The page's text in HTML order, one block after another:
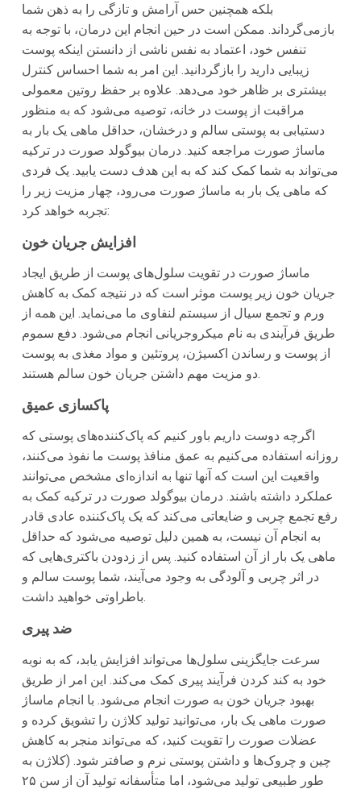
بلکه همچنین حس آرامش و تازگی را به ذهن شما
بازمی‌گرداند. ممکن است در حین انجام این درمان، با توجه به
تنفس خود، اعتماد به نفس ناشی از دانستن اینکه پوست
زیبایی دارید را بازگردانید. این امر به شما احساس کنترل
بیشتری بر ظاهر خود می‌دهد. علاوه بر حفظ روتین معمولی
مراقبت از پوست در خانه، توصیه می‌شود که به منظور
دستیابی به پوستی سالم و درخشان، حداقل ماهی یک بار به
ماساژ صورت مراجعه کنید. درمان بیوگولد صورت در ترکیه
می‌تواند به شما کمک کند که به این هدف دست یابید. یک فردی
که ماهی یک بار به ماساژ صورت می‌رود، چهار مزیت زیر را
تجربه خواهد کرد:
افزایش جریان خون
ماساژ صورت در تقویت سلول‌های پوست از طریق ایجاد
جریان خون زیر پوست موثر است که در نتیجه کمک به کاهش
ورم و تجمع سیال از سیستم لنفاوی ما می‌نماید. این همه از
طریق فرآیندی به نام میکروجریانی انجام می‌شود. دفع سموم
از پوست و رساندن اکسیژن، پروتئین و مواد مغذی به پوست
دو مزیت مهم داشتن جریان خون سالم هستند.
پاکسازی عمیق
اگرچه دوست داریم باور کنیم که پاک‌کننده‌های پوستی که
روزانه استفاده می‌کنیم به عمق منافذ پوست ما نفوذ می‌کنند،
واقعیت این است که آنها تنها به اندازه‌ای مشخص می‌توانند
عملکرد داشته باشند. درمان بیوگولد صورت در ترکیه کمک به
رفع تجمع چربی و ضایعاتی می‌کند که یک پاک‌کننده عادی قادر
به انجام آن نیست، به همین دلیل توصیه می‌شود که حداقل
ماهی یک بار از آن استفاده کنید. پس از زدودن باکتری‌هایی که
در اثر چربی و آلودگی به وجود می‌آیند، شما پوست سالم و
باطراوتی خواهید داشت.
ضد پیری
سرعت جایگزینی سلول‌ها می‌تواند افزایش یابد، که به نوبه
خود به کند کردن فرآیند پیری کمک می‌کند. این امر از طریق
بهبود جریان خون به صورت انجام می‌شود. با انجام ماساژ
صورت ماهی یک بار، می‌توانید تولید کلاژن را تشویق کرده و
عضلات صورت را تقویت کنید، که می‌تواند منجر به کاهش
چین و چروک‌ها و داشتن پوستی نرم و صافتر شود. (کلاژن به
طور طبیعی تولید می‌شود، اما متأسفانه تولید آن از سن ۲۵